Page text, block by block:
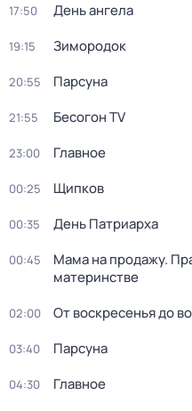
17:50 День ангела
19:15 Зиморoдoк
20:55 Парсуна
21:55 Бесогон TV
23:00 Главное
00:25 Щипков
00:35 Дeнь Патриаpха
00:45
Мама на продажу.
материнстве
02:00 От воскресенья до
03:40 Парсуна
04:30 Главное